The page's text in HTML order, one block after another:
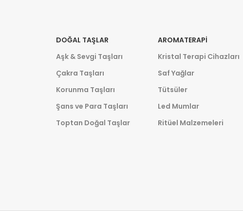
DOĞAL TAŞLAR
Aşk & Sevgi Taşları
Çakra Taşları
Korunma Taşları
Şans ve Para Taşları
Toptan Doğal Taşlar
AROMATERAPI
Kristal Terapi Cihazları
Saf Yağlar
Tütsüler
Led Mumlar
Ritüel Malzemeleri